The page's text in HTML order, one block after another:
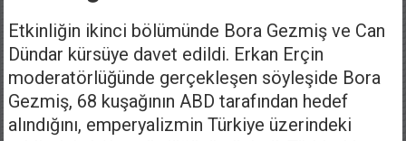
Etkinliğin ikinci bölümünde Bora Gezmiş ve Can
Dündar kürsüye davet edildi. Erkan Erçin
moderatörlüğünde gerçekleşen söyleşide Bora
Gezmiş, 68 kuşağının ABD tarafından hedef
alındığını, emperyalizmin Türkiye üzerindeki